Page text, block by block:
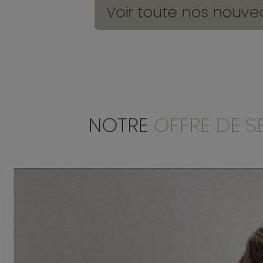
Voir toute nos
NOTRE OFFRE DE